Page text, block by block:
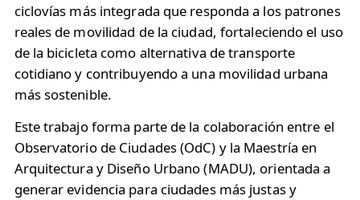
ciclovías más integrada que responda a los patrones
reales de movilidad de la ciudad, fortaleciendo el uso
de la bicicleta como alternativa de transporte
cotidiano y contribuyendo a una movilidad urbana
más sostenible.
Este trabajo forma parte de la colaboración entre el
Observatorio de Ciudades (OdC) y la Maestría en
Arquitectura y Diseño Urbano (MADU), orientada a
generar evidencia para ciudades más justas y